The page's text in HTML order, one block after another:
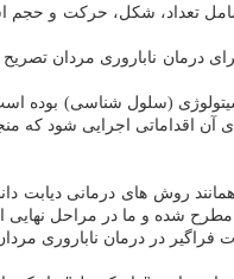
درمان ناباروری مردان
(سلول شناسی) بوده
اقداماتی اجرایی شود که
روش های درمانی دیابت
شده و ما در مراحل نهایی
در درمان ناباروری مردان